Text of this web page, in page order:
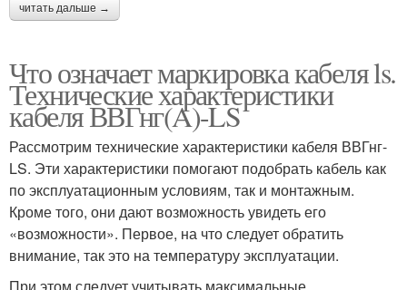
читать дальше →
Что означает маркировка кабеля ls.
Технические характеристики
кабеля ВВГнг(A)-LS
Рассмотрим технические характеристики кабеля ВВГнг-
LS. Эти характеристики помогают подобрать кабель как
по эксплуатационным условиям, так и монтажным.
Кроме того, они дают возможность увидеть его
«возможности». Первое, на что следует обратить
внимание, так это на температуру эксплуатации.